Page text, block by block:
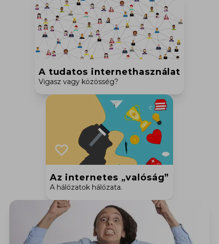
A tudatos internethasználat
Vigasz vagy közösség?
Az internetes „valóság”
A hálózatok hálózata.